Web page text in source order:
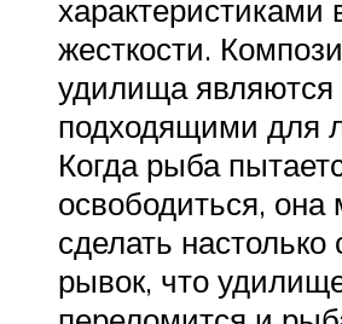
характеристиками
жесткости.
удилища
подходящими для
Когда рыба
освободиться, она
сделать
рывок, что